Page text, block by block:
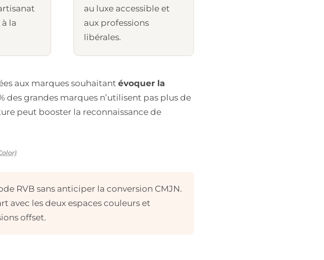
à la
au luxe accessible et
aux professions
libérales.
aux marques souhaitant évoquer la
des grandes marques n’utilisent pas plus de
peut booster la reconnaissance de
RVB sans anticiper la conversion CMJN.
avec les deux espaces couleurs et
offset.